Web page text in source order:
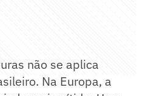
não se aplica
Na Europa, a